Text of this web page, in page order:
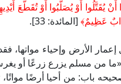
أَوْ يُصَلَّبُوا أَوْ تُقَطَّعَ
عَظِيمٌ﴾ [المائدة: 33].
الأرض وإحياء
من مسلم يزرع زرعًا أو
باب: من أحيا أرضًا